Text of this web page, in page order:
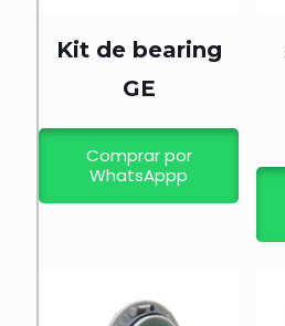
Kit de bearing
GE
Comprar por
WhatsAppp